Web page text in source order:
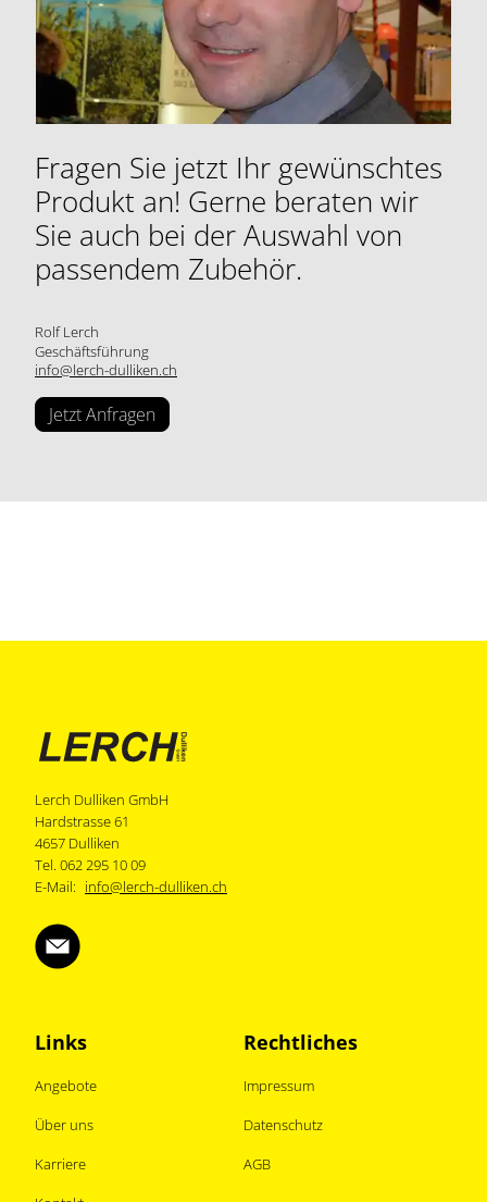
Fragen Sie jetzt Ihr gewünschtes
Produkt an! Gerne beraten wir
Sie auch bei der Auswahl von
passendem Zubehör.
Rolf Lerch
Geschäftsführung
info@lerch-dulliken.ch
Jetzt Anfragen
Lerch Dulliken GmbH
Hardstrasse 61
4657 Dulliken
Tel. 062 295 10 09
E-Mail: info@lerch-dulliken.ch
Links
Angebote
Über uns
Karriere
Rechtliches
Impressum
Datenschutz
AGB